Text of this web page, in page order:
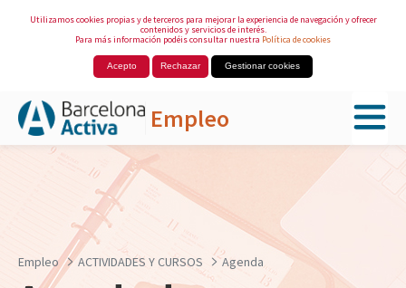
Utilizamos cookies propias y de terceros para mejorar la experiencia de navegación y ofrecer
contenidos y servicios de interés.
Para más información podéis consultar nuestra Política de cookies
Acepto Rechazar Gestionar cookies
Empleo
Saltar al contenido principal
Empleo ACTIVIDADES Y CURSOS Agenda